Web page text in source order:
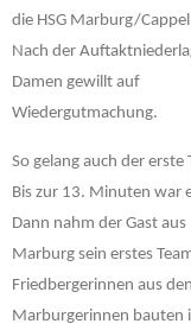
die HSG Marburg/
Nach der
Damen gewillt auf
Wiedergutmachung.
So gelang auch der erste
Bis zur 13. Minuten war
Dann nahm der Gast aus
Marburg sein erstes
Friedbergerinnen aus
Marburgerinnen bauten